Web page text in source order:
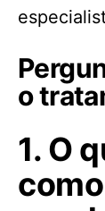
o
1. O